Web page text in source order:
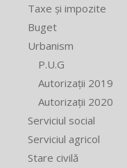
Taxe și impozite
Buget
Urbanism
P.U.G
Autorizații 2019
Autorizații 2020
Serviciul social
Serviciul agricol
Stare civilă